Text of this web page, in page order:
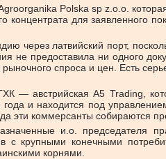
Polska sp z.o.o.
концентрата для
через латвийский порт,
не предоставила ни одного
спроса и цен. Есть
— австрийская A5 Trading,
и находится под
эти коммерсанты собираются
и.о. председателя
с крупными конечными
корнями.